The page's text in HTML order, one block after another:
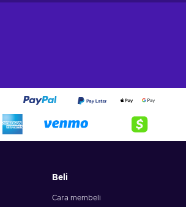
Beli
Cara membeli